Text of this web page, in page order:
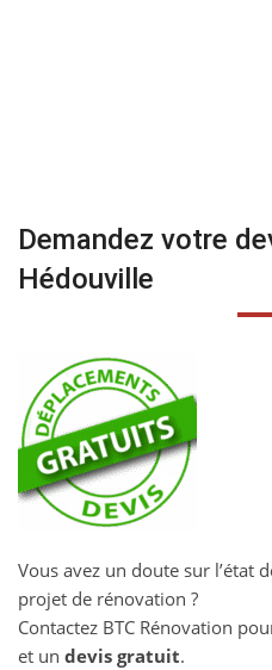
Demandez votre
Hédouville
Vous avez un doute sur l’état
projet de rénovation ?
Contactez BTC Rénovation
et un devis gratuit.